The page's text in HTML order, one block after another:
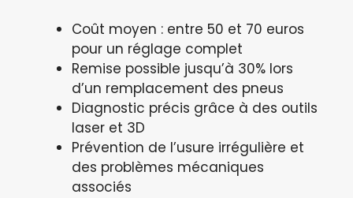
Coût moyen : entre 50 et 70 euros
pour un réglage complet
Remise possible jusqu’à 30% lors
d’un remplacement des pneus
Diagnostic précis grâce à des outils
laser et 3D
Prévention de l’usure irrégulière et
des problèmes mécaniques
associés